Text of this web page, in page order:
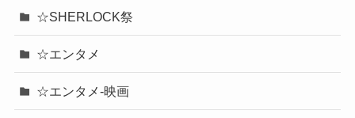
☆SHERLOCK祭
☆エンタメ
☆エンタメ-映画